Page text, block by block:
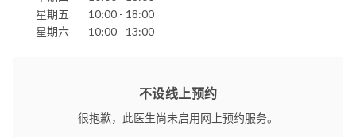
星期五
10:00 - 18:00
星期六
10:00 - 13:00
不设线上预约
很抱歉，此医生尚未启用网上预约服务。